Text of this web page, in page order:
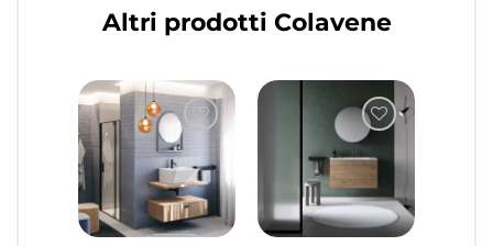
Altri prodotti Colavene